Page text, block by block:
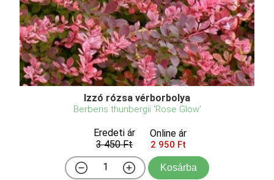
Izzó rózsa vérborbolya
Berberis thunbergii 'Rose Glow'
Eredeti ár
3 450 Ft
Online ár
2 950 Ft
Kosárba